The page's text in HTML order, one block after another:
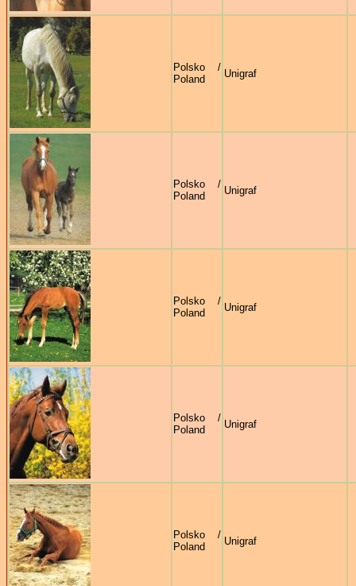
Polsko /
Poland
Unigraf
Polsko /
Poland
Unigraf
Polsko /
Poland
Unigraf
Polsko /
Poland
Unigraf
Polsko /
Poland
Unigraf